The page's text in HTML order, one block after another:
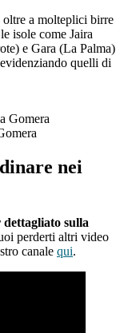
oltre a molteplici birre
isole come Jaira
e Gara (La Palma)
quelli di
nei
sulla
perderti altri video
canale qui.